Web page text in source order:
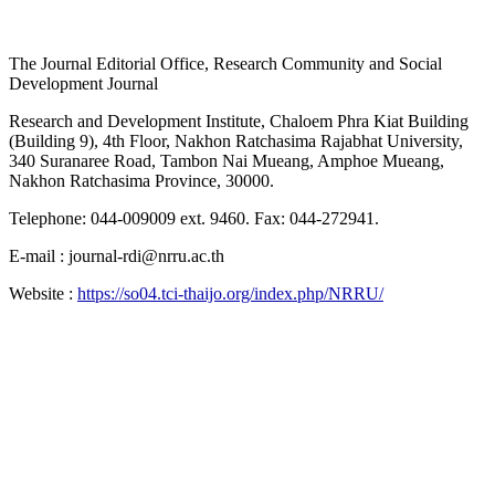
The Journal Editorial Office, Research Community and Social
Development Journal
Research and Development Institute, Chaloem Phra Kiat Building
(Building 9), 4th Floor, Nakhon Ratchasima Rajabhat University,
340 Suranaree Road, Tambon Nai Mueang, Amphoe Mueang,
Nakhon Ratchasima Province, 30000.
Telephone: 044-009009 ext. 9460. Fax: 044-272941.
E-mail : journal-rdi@nrru.ac.th
Website : https://so04.tci-thaijo.org/index.php/NRRU/